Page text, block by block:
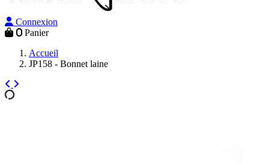
Connexion
0 Panier
Accueil
JP158 - Bonnet laine